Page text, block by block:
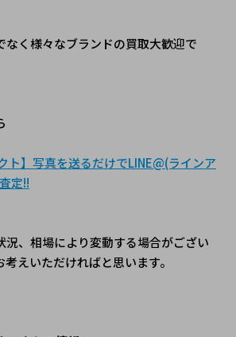
なく様々なブランドの買取大歓迎で
】写真を送るだけでLINE@(ラインア
定!!
、相場により変動する場合がござい
えいただければと思います。